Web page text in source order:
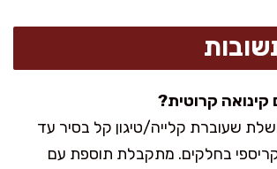
קרוטית?
שעוברת קלייה/טיגון קל בסיר עד
בחלקים. מתקבלת תוספת עם